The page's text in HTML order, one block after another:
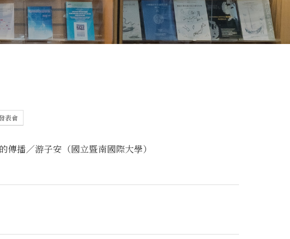
表會
播／游子安（國立暨南國際大學）